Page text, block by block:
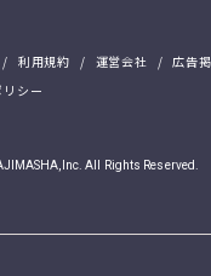
利用規約 運営会社
広告
シー
All Rights Reserved.